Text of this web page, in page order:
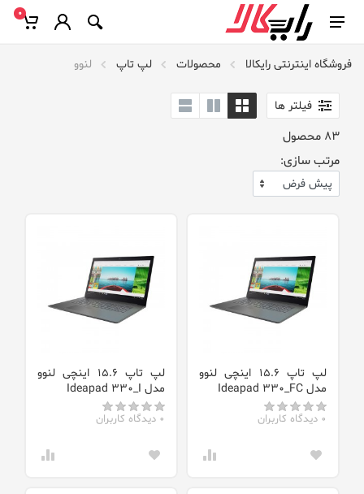
0
فروشگاه اینترنتی رایکالا محصولات لپ تاپ لنوو
فیلتر ها
83 محصول
مرتب سازی:
لپ تاپ 15.6 اینچی لنوو
مدل Ideapad 330_FC
0 دیدگاه کاربران
لپ تاپ 15.6 اینچی لنوو
مدل Ideapad 330_I
0 دیدگاه کاربران